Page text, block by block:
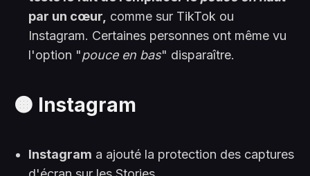
par un cœur, comme sur TikTok ou
Instagram. Certaines personnes ont même vu
l'option "pouce en bas" disparaître.
🟠 Instagram
Instagram a ajouté la protection des captures